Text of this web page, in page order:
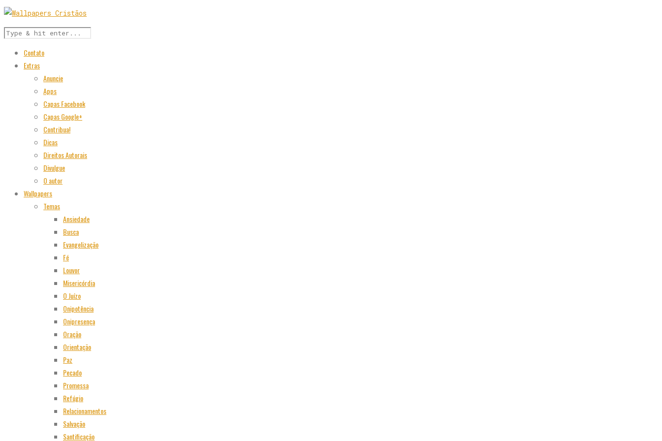
Contato
Extras
Anuncie
Apps
Capas Facebook
Capas Google+
Contribua!
Dicas
Direitos Autorais
Divulgue
O autor
Wallpapers
Temas
Ansiedade
Busca
Evangelização
Fé
Louvor
Misericórdia
O Juízo
Onipotência
Onipresença
Oração
Orientação
Paz
Pecado
Promessa
Refúgio
Relacionamentos
Salvação
Santificação